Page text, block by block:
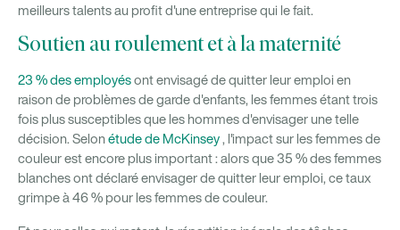
meilleurs talents au profit d'une entreprise qui le fait.
Soutien au roulement et à la maternité
23 % des employésont envisagé de quitter leur emploi en
raison de problèmes de garde d'enfants, les femmes étant trois
fois plus susceptibles que les hommes d'envisager une telle
décision. Selonétude de McKinsey, l'impact sur les femmes de
couleur est encore plus important : alors que 35 % des femmes
blanches ont déclaré envisager de quitter leur emploi, ce taux
grimpe à 46 % pour les femmes de couleur.